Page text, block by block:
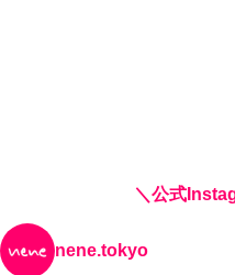
＼公式
nene.tokyo